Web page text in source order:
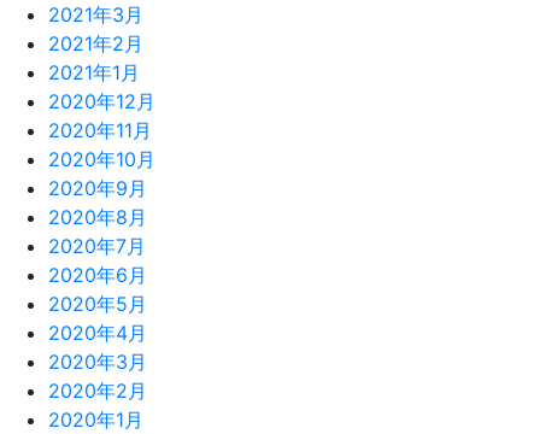
2021年3月
2021年2月
2021年1月
2020年12月
2020年11月
2020年10月
2020年9月
2020年8月
2020年7月
2020年6月
2020年5月
2020年4月
2020年3月
2020年2月
2020年1月